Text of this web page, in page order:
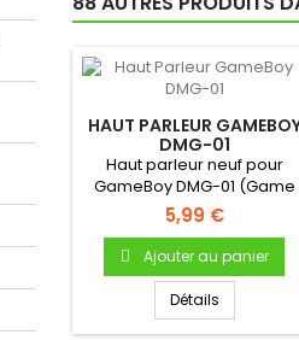
HAUT PARLEUR
DMG-01
Haut parleur neuf pour
GameBoy DMG-01 (Game
Boy Original) !Haut parleur...
5,99 €
Ajouter au panier
Détails